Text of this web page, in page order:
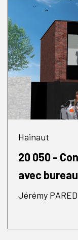
Hainaut
20 050 -
avec
Jérémy